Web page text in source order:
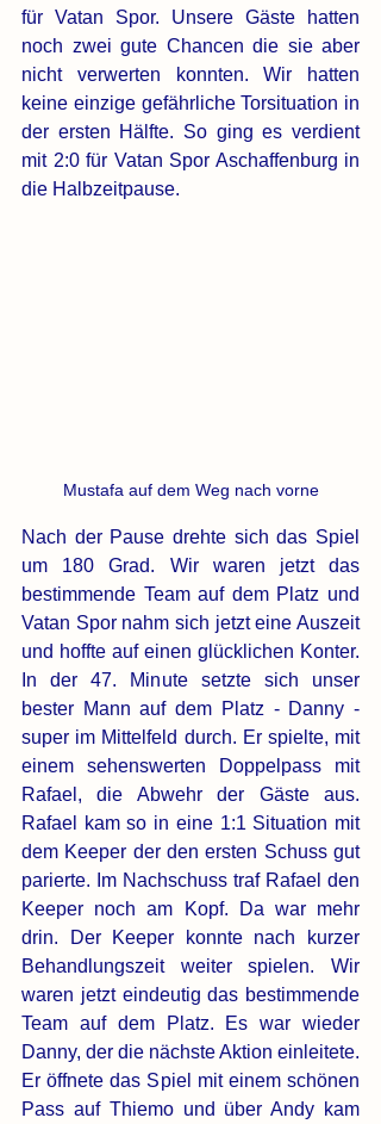
für Vatan Spor. Unsere Gäste hatten
noch zwei gute Chancen die sie aber
nicht verwerten konnten. Wir hatten
keine einzige gefährliche Torsituation in
der ersten Hälfte. So ging es verdient
mit 2:0 für Vatan Spor Aschaffenburg in
die Halbzeitpause.
Mustafa auf dem Weg nach vorne
Nach der Pause drehte sich das Spiel
um 180 Grad. Wir waren jetzt das
bestimmende Team auf dem Platz und
Vatan Spor nahm sich jetzt eine Auszeit
und hoffte auf einen glücklichen Konter.
In der 47. Minute setzte sich unser
bester Mann auf dem Platz - Danny -
super im Mittelfeld durch. Er spielte, mit
einem sehenswerten Doppelpass mit
Rafael, die Abwehr der Gäste aus.
Rafael kam so in eine 1:1 Situation mit
dem Keeper der den ersten Schuss gut
parierte. Im Nachschuss traf Rafael den
Keeper noch am Kopf. Da war mehr
drin. Der Keeper konnte nach kurzer
Behandlungszeit weiter spielen. Wir
waren jetzt eindeutig das bestimmende
Team auf dem Platz. Es war wieder
Danny, der die nächste Aktion einleitete.
Er öffnete das Spiel mit einem schönen
Pass auf Thiemo und über Andy kam